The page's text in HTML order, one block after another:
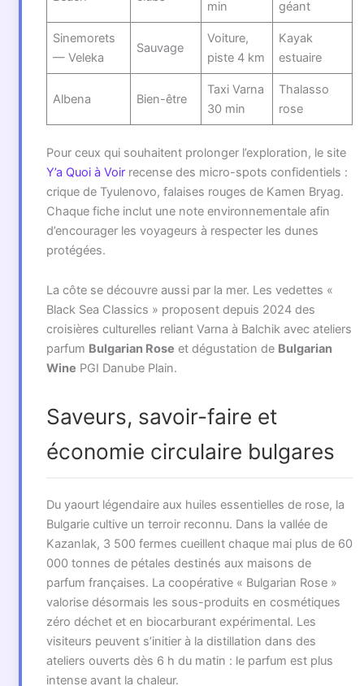
min géant
Sinemorets
— Veleka
Sauvage
Voiture,
piste 4 km
Kayak
estuaire
Albena Bien-être
Taxi Varna
30 min
Thalasso
rose
Pour ceux qui souhaitent prolonger l’exploration, le site
Y’a Quoi à Voirrecense des micro-spots confidentiels :
crique de Tyulenovo, falaises rouges de Kamen Bryag.
Chaque fiche inclut une note environnementale afin
d’encourager les voyageurs à respecter les dunes
protégées.
La côte se découvre aussi par la mer. Les vedettes «
Black Sea Classics » proposent depuis 2024 des
croisières culturelles reliant Varna à Balchik avec ateliers
parfum Bulgarian Rose et dégustation de Bulgarian
Wine PGI Danube Plain.
Saveurs, savoir-faire et
économie circulaire bulgares
Du yaourt légendaire aux huiles essentielles de rose, la
Bulgarie cultive un terroir reconnu. Dans la vallée de
Kazanlak, 3 500 fermes cueillent chaque mai plus de 60
000 tonnes de pétales destinés aux maisons de
parfum françaises. La coopérative « Bulgarian Rose »
valorise désormais les sous-produits en cosmétiques
zéro déchet et en biocarburant expérimental. Les
visiteurs peuvent s’initier à la distillation dans des
ateliers ouverts dès 6 h du matin : le parfum est plus
intense avant la chaleur.